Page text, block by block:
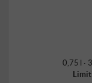
0,75 l ·